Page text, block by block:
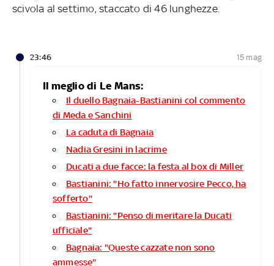
scivola al settimo, staccato di 46 lunghezze.
23:46 15 mag
Il meglio di Le Mans:
Il duello Bagnaia-Bastianini col commento
di Meda e Sanchini
La caduta di Bagnaia
Nadia Gresini in lacrime
Ducati a due facce: la festa al box di Miller
Bastianini: "Ho fatto innervosire Pecco, ha
sofferto"
Bastianini: "Penso di meritare la Ducati
ufficiale"
Bagnaia: "Queste cazzate non sono
ammesse"